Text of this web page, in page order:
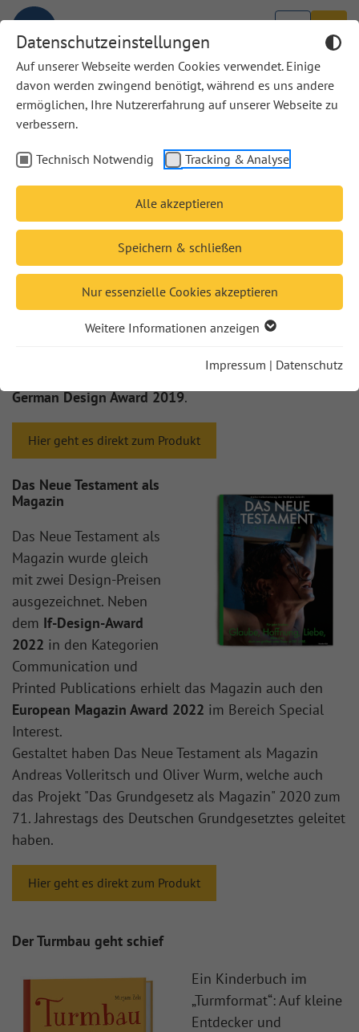
Datenschutzeinstellungen
Auf unserer Webseite werden Cookies verwendet. Einige
davon werden zwingend benötigt, während es uns andere
ermöglichen, Ihre Nutzererfahrung auf unserer Webseite zu
verbessern.
Technisch Notwendig Tracking & Analyse
Alle akzeptieren
Speichern & schließen
Nur essenzielle Cookies akzeptieren
Weitere Informationen anzeigen
Impressum | Datenschutz
Diese Bücher von uns haben eine
Menschen
Die Jugendbibel des
Verlages Katholisches
Bibelwerk wurde bereits
zwei Mal für herausragendes Kommunikationsdesign
ausgezeichnet. 2017 durften Verlag und Grafikerteam
Ausgabe entgegennehmen. 2018 folgte dann der
German Design Award 2019.
Hier geht es direkt zum Produkt
Das Neue Testament als
Magazin
Das Neue Testament als
Magazin wurde gleich
mit zwei Design-Preisen
ausgezeichnet. Neben
dem If-Design-Award
2022 in den Kategorien
Communication und
Printed Publications erhielt das Magazin auch den
European Magazin Award 2022 im Bereich Special
Interest.
Gestaltet haben Das Neue Testament als Magazin
Andreas Volleritsch und Oliver Wurm, welche auch
das Projekt "Das Grundgesetz als Magazin" 2020 zum
71. Jahrestags des Deutschen Grundgesetztes geleitet
haben.
Hier geht es direkt zum Produkt
Der Turmbau geht schief
Ein Kinderbuch im
„Turmformat“: Auf kleine
Entdecker und